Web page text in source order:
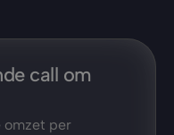
call om
omzet per